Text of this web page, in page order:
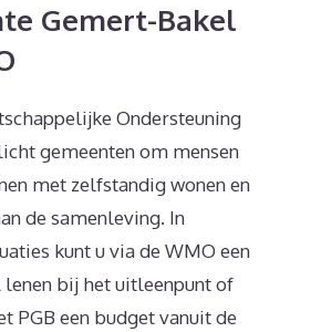
Gemert-Bakel
Ondersteuning
gemeenten om mensen
met zelfstandig wonen en
de samenleving. In
kunt u via de WMO een
bij het uitleenpunt of
PGB een budget vanuit de